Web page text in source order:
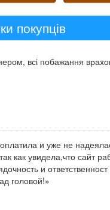
покупців
всі побажання
и уже не
как увидела,что сайт
и
головой!»